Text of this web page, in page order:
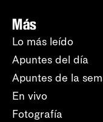
Más
Lo más leído
Apuntes del día
Apuntes de la
En vivo
Fotografía